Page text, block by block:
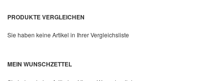
Quickview
PRODUKTE VERGLEICHEN
Sie haben keine Artikel in Ihrer Vergleichsliste
MEIN WUNSCHZETTEL